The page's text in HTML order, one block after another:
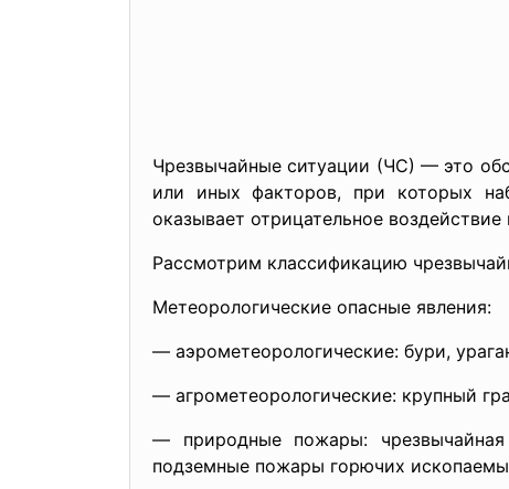
Чрезвычайные ситуации (ЧС) — это
или иных факторов, при которых
оказывает отрицательное
Рассмотрим классификацию
Метеорологические опасные явления:
— аэрометеорологические: бури,
— агрометеорологические: крупный
— природные пожары:
подземные пожары горючих